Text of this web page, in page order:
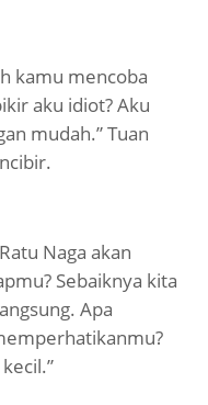
kamu mencoba
aku idiot? Aku
mudah.” Tuan
Naga akan
Sebaiknya kita
Apa